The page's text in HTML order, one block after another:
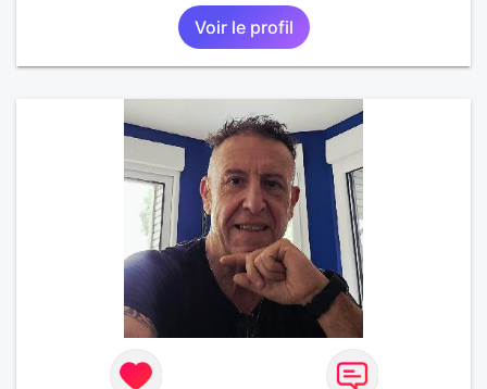
homme, gentil, honnête, généreux, toujours aider les
personnes en difficulté très bricoleur, je touche un
peu à tout.. ma passion, la marche, je fais pas mal
de randonnée, je bricole beaucoup chaque année, je
profil. À très bientôt j’espère et très bonnes fêtes
d’année à tout le monde..
Voir le profil